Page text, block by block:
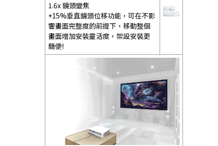
1.6x 鏡頭變焦
+15%垂直鏡頭位移功能，可在不影
響畫面完整度的前提下，移動整個
畫面增加安裝靈活度，架設安裝更
簡便!